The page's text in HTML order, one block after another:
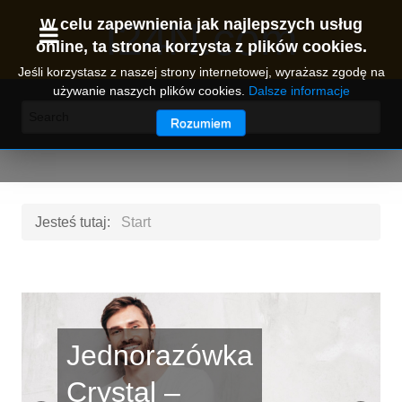
I24N.com
Jesteś tutaj: Start
Dlaczego
reklama
›
‹
Information24news - gorące newsy ze świata
mężczyzn i kobiet
W celu zapewnienia jak najlepszych usług
online, ta strona korzysta z plików cookies.
Jeśli korzystasz z naszej strony internetowej, wyrażasz zgodę na
używanie naszych plików cookies. Dalsze informacje
Rozumiem